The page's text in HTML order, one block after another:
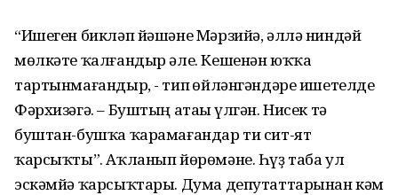
“Ишеген бикләп йәшәне Мәрзийә, әллә ниндәй
мөлкәте ҡалғандыр әле. Кешенән юҡҡа
тартынмағандыр, - тип һөйләнгәндәре ишетелде
Фәрхизәгә. – Буштың атаһы үлгән. Нисек тә
буштан-бушҡа ҡарамағандар ти сит-ят
ҡарсыҡты”. Аҡланып йөрөмәне. Һүҙ таба ул
эскәмйә ҡарсыҡтары. Дума депутаттарынан кәм